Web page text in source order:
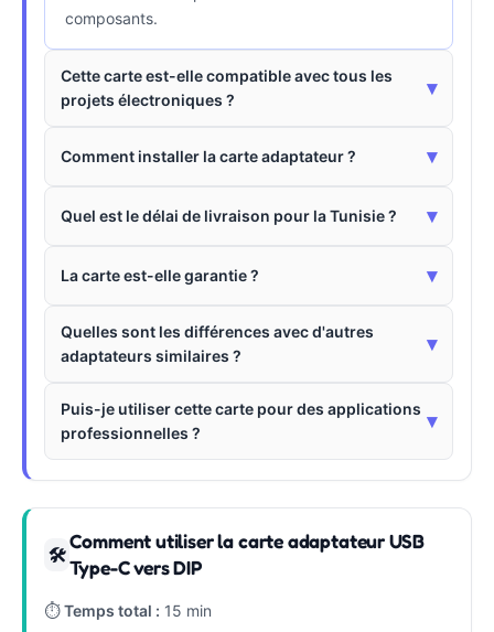
composants.
Cette carte est-elle compatible avec tous les
projets électroniques ?
▾
Comment installer la carte adaptateur ? ▾
Quel est le délai de livraison pour la Tunisie ? ▾
La carte est-elle garantie ? ▾
Quelles sont les différences avec d'autres
adaptateurs similaires ?
▾
Puis-je utiliser cette carte pour des applications
professionnelles ?
▾
🛠
Comment utiliser la carte adaptateur USB
Type-C vers DIP
⏱Temps total : 15 min